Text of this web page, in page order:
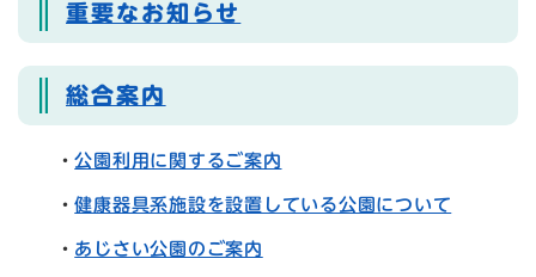
重要なお知らせ
総合案内
・公園利用に関するご案内
・健康器具系施設を設置している公園について
・ あじさい公園のご案内